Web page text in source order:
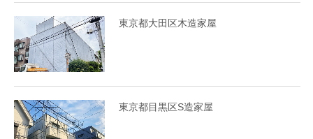
東京都大田区木造家屋
東京都目黒区S造家屋